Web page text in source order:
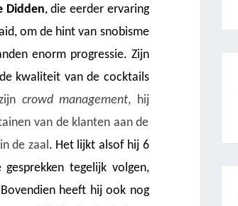
Didden, die eerder ervaring
om de hint van snobisme
enorm progressie. Zijn
kwaliteit van de cocktails
crowd management, hij
van de klanten aan de
de zaal. Het lijkt alsof hij 6
tegelijk volgen,
heeft hij ook nog